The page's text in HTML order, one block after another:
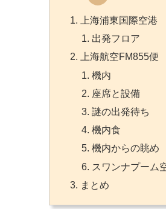
上海浦東国際空港
出発フロア
上海航空FM855便
機内
座席と設備
謎の出発待ち
機内食
機内からの眺め
スワンナプーム
まとめ